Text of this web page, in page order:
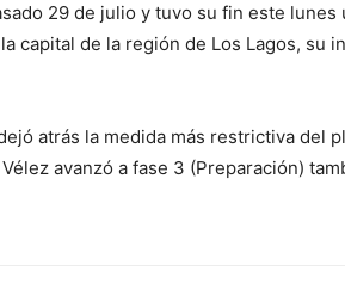
29 de julio y tuvo su fin este lunes
capital de la región de Los Lagos, su
atrás la medida más restrictiva del
avanzó a fase 3 (Preparación)